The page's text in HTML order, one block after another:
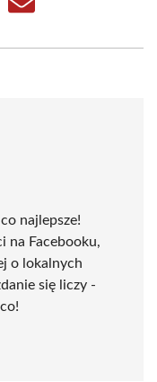
Share
najlepsze!
na Facebooku,
o lokalnych
się liczy -